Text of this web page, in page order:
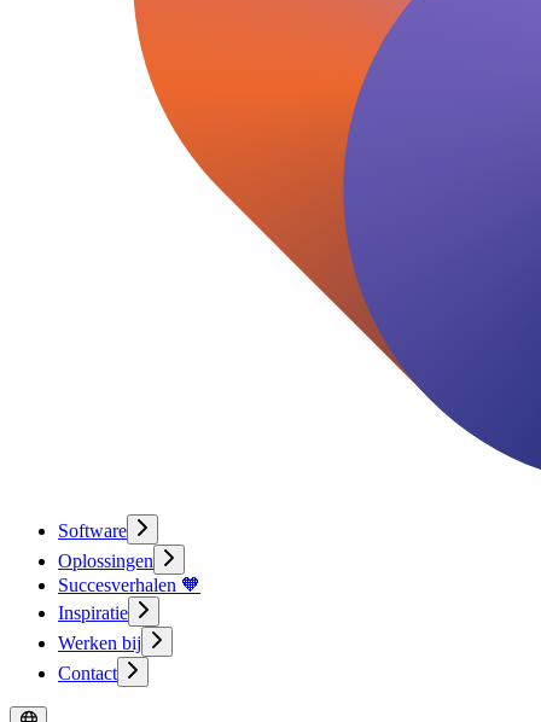
Software
Oplossingen
Succesverhalen 🧡
Inspiratie
Werken bij
Contact